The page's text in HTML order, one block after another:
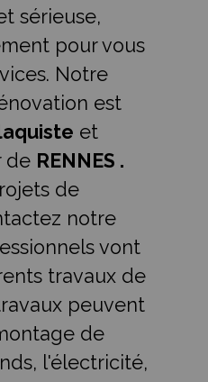
sérieuse,
pour vous
Notre
est
et
de RENNES .
de
notre
vont
travaux de
peuvent
de
l'électricité,